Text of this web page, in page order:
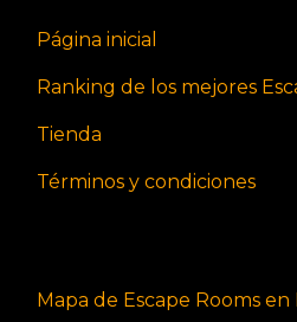
Página inicial
Ranking de los mejores
Tienda
Términos y condiciones
Mapa de Escape Rooms en